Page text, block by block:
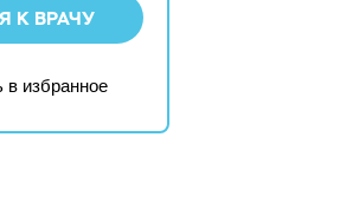
К ВРАЧУ
в избранное